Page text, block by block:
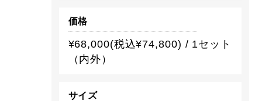
価格
¥68,000(税込¥74,800) / 1セット
（内外）
サイズ